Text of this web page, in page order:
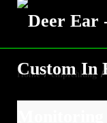
Skip
Home / empfehlung /